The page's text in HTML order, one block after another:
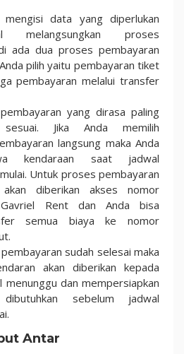
mengisi data yang diperlukan
melangsungkan proses
ada dua proses pembayaran
pilih yaitu pembayaran tiket
pembayaran melalui transfer
yang dirasa paling
Jika Anda memilih
langsung maka Anda
kendaraan saat jadwal
Untuk proses pembayaran
diberikan akses nomor
Rent dan Anda bisa
semua biaya ke nomor
sudah selesai maka
akan diberikan kepada
menunggu dan mempersiapkan
sebelum jadwal
Antar